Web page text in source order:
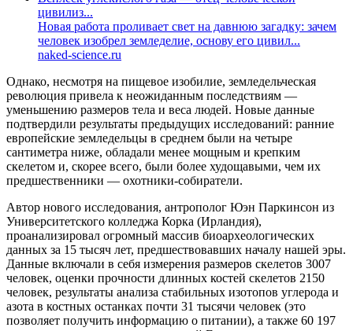
цивилиз...
Новая работа проливает свет на давнюю загадку: зачем
человек изобрел земледелие, основу его цивил...
naked-science.ru
Однако, несмотря на пищевое изобилие, земледельческая
революция привела к неожиданным последствиям —
уменьшению размеров тела и веса людей. Новые данные
подтвердили результаты предыдущих исследований: ранние
европейские земледельцы в среднем были на четыре
сантиметра ниже, обладали менее мощным и крепким
скелетом и, скорее всего, были более худощавыми, чем их
предшественники — охотники-собиратели.
Автор нового исследования, антрополог Юэн Паркинсон из
Университетского колледжа Корка (Ирландия),
проанализировал огромный массив биоархеологических
данных за 15 тысяч лет, предшествовавших началу нашей эры.
Данные включали в себя измерения размеров скелетов 3007
человек, оценки прочности длинных костей скелетов 2150
человек, результаты анализа стабильных изотопов углерода и
азота в костных останках почти 31 тысячи человек (это
позволяет получить информацию о питании), а также 60 197